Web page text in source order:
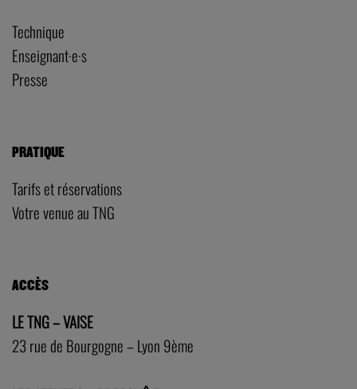
Technique
Enseignant·e·s
Presse
PRATIQUE
Tarifs et réservations
Votre venue au TNG
ACCÈS
LE TNG – VAISE
23 rue de Bourgogne – Lyon 9ème